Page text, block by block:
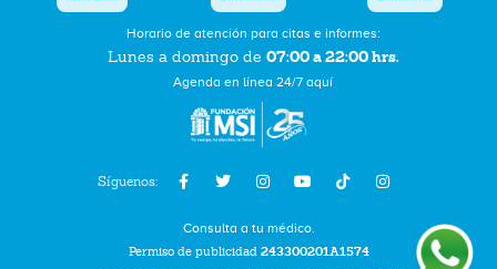
Síguenos:
Horario de atención para citas e informes:
Lunes a domingo de 07:00 a 22:00 hrs.
Agenda en línea 24/7 aquí
Consulta a tu médico.
Permiso de publicidad 243300201A1574